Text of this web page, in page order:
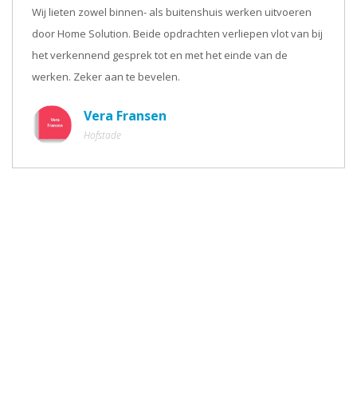
Wij lieten zowel binnen- als buitenshuis werken uitvoeren
door Home Solution. Beide opdrachten verliepen vlot van bij
het verkennend gesprek tot en met het einde van de
werken. Zeker aan te bevelen.
Vera Fransen
Hofstade